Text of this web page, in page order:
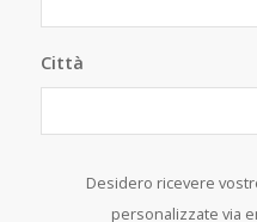
Città
Desidero ricevere
personalizzate via